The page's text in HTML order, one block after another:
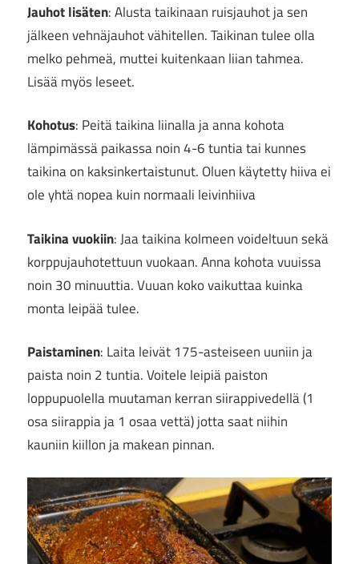
Jauhot lisäten: Alusta taikinaan ruisjauhot ja sen
jälkeen vehnäjauhot vähitellen. Taikinan tulee olla
melko pehmeä, muttei kuitenkaan liian tahmea.
Lisää myös leseet.
Kohotus: Peitä taikina liinalla ja anna kohota
lämpimässä paikassa noin 4-6 tuntia tai kunnes
taikina on kaksinkertaistunut. Oluen käytetty hiiva ei
ole yhtä nopea kuin normaali leivinhiiva
Taikina vuokiin: Jaa taikina kolmeen voideltuun sekä
korppujauhotettuun vuokaan. Anna kohota vuuissa
noin 30 minuuttia. Vuuan koko vaikuttaa kuinka
monta leipää tulee.
Paistaminen: Laita leivät 175-asteiseen uuniin ja
paista noin 2 tuntia. Voitele leipiä paiston
loppupuolella muutaman kerran siirappivedellä (1
osa siirappia ja 1 osaa vettä) jotta saat niihin
kauniin kiillon ja makean pinnan.